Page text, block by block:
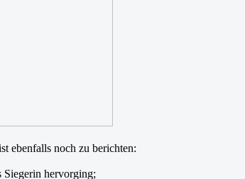
ebenfalls noch zu berichten:
Siegerin hervorging;